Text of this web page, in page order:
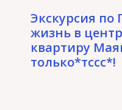
Экскурсия по
жизнь в
квартиру
только*тссс*!